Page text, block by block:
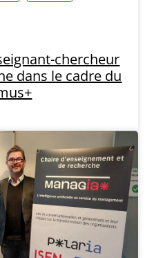
chercheur
dans le cadre du